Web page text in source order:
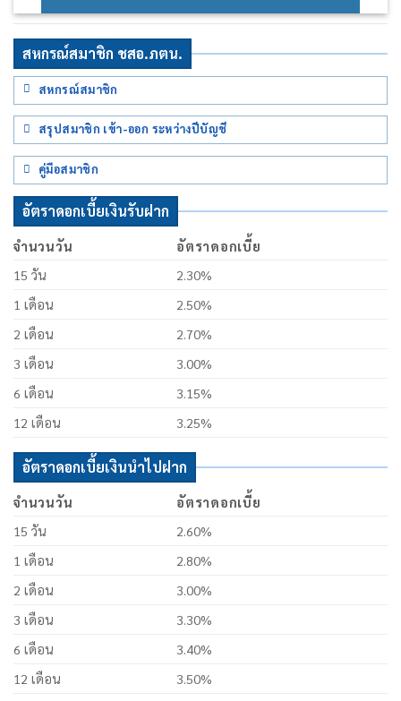
สหกรณ์สมาชิก ชสอ.ภตน.
สหกรณ์สมาชิก
สรุปสมาชิก เข้า-ออก ระหว่างปีบัญชี
คู่มือสมาชิก
อัตราดอกเบี้ยเงินรับฝาก
จำนวนวัน
อัตราดอกเบี้ย
15 วัน
2.30%
1 เดือน
2.50%
2 เดือน
2.70%
3 เดือน
3.00%
6 เดือน
3.15%
12 เดือน
3.25%
อัตราดอกเบี้ยเงินนำไปฝาก
จำนวนวัน
อัตราดอกเบี้ย
15 วัน
2.60%
1 เดือน
2.80%
2 เดือน
3.00%
3 เดือน
3.30%
6 เดือน
3.40%
12 เดือน
3.50%